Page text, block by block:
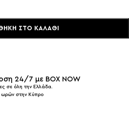
ΣΤΟ ΚΑΛΆΘΙ
24/7 με BOX NOW
σε όλη την Ελλάδα.
ωρών στην Κύπρο